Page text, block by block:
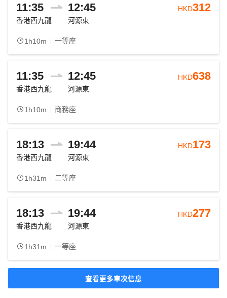
11:35 12:45
香港西九龍 河源東
1h10m 一等座
HKD312
11:35 12:45
香港西九龍 河源東
1h10m 商務座
HKD638
18:13 19:44
香港西九龍 河源東
1h31m 二等座
HKD173
18:13 19:44
香港西九龍 河源東
1h31m 一等座
HKD277
查看更多車次信息